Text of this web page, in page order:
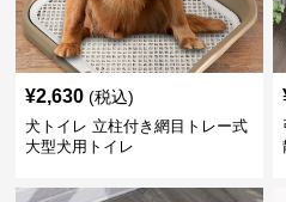
¥2,630 (税込)
犬トイレ 立柱付き網目トレー式
大型犬用トイレ